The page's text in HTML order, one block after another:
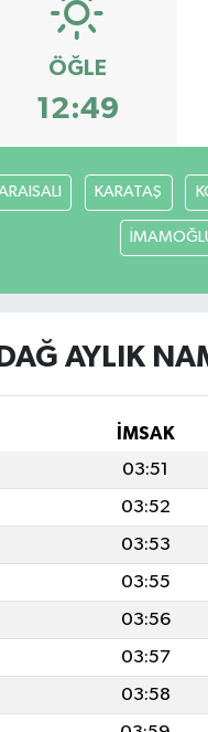
ÖĞLE
12:49
KARATAŞ
AYLIK
İMSAK
03:51
03:52
03:53
03:55
03:56
03:57
03:58